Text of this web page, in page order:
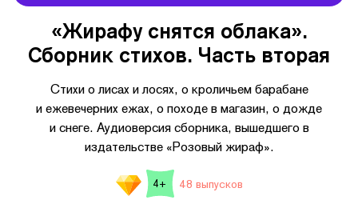
«Жирафу снятся облака».
Сборник стихов. Часть вторая
Стихи о лисах и лосях, о кроличьем барабане
и ежевечерних ежах, о походе в магазин, о дожде
и снеге. Аудиоверсия сборника, вышедшего в
издательстве «Розовый жираф».
4+ 48 выпусков